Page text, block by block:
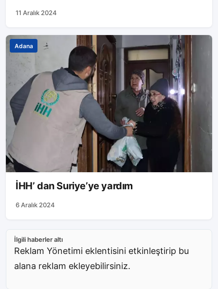
11 Aralık 2024
Adana
İHH’ dan Suriye’ye yardım
6 Aralık 2024
İlgili haberler altı
Reklam Yönetimi eklentisini etkinleştirip bu
alana reklam ekleyebilirsiniz.